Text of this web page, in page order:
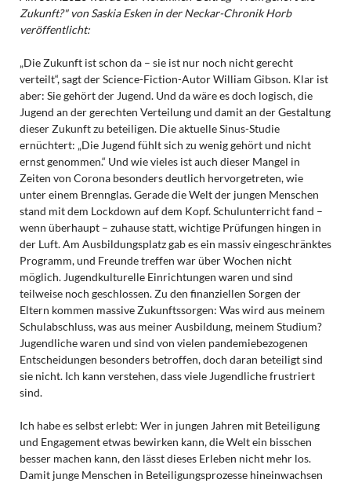
Zukunft?" von Saskia Esken in der Neckar-Chronik Horb
veröffentlicht:
„Die Zukunft ist schon da – sie ist nur noch nicht gerecht
verteilt“, sagt der Science-Fiction-Autor William Gibson. Klar ist
aber: Sie gehört der Jugend. Und da wäre es doch logisch, die
Jugend an der gerechten Verteilung und damit an der Gestaltung
dieser Zukunft zu beteiligen. Die aktuelle Sinus-Studie
ernüchtert: „Die Jugend fühlt sich zu wenig gehört und nicht
ernst genommen.“ Und wie vieles ist auch dieser Mangel in
Zeiten von Corona besonders deutlich hervorgetreten, wie
unter einem Brennglas. Gerade die Welt der jungen Menschen
stand mit dem Lockdown auf dem Kopf. Schulunterricht fand –
wenn überhaupt – zuhause statt, wichtige Prüfungen hingen in
der Luft. Am Ausbildungsplatz gab es ein massiv eingeschränktes
Programm, und Freunde treffen war über Wochen nicht
möglich. Jugendkulturelle Einrichtungen waren und sind
teilweise noch geschlossen. Zu den finanziellen Sorgen der
Eltern kommen massive Zukunftssorgen: Was wird aus meinem
Schulabschluss, was aus meiner Ausbildung, meinem Studium?
Jugendliche waren und sind von vielen pandemiebezogenen
Entscheidungen besonders betroffen, doch daran beteiligt sind
sie nicht. Ich kann verstehen, dass viele Jugendliche frustriert
sind.
Ich habe es selbst erlebt: Wer in jungen Jahren mit Beteiligung
und Engagement etwas bewirken kann, die Welt ein bisschen
besser machen kann, den lässt dieses Erleben nicht mehr los.
Damit junge Menschen in Beteiligungsprozesse hineinwachsen